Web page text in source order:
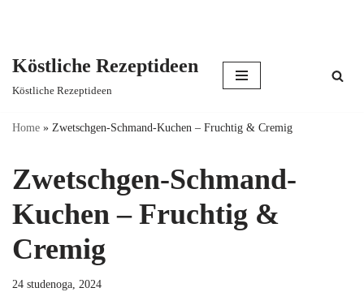
content
Köstliche Rezeptideen
Köstliche Rezeptideen
Home » Zwetschgen-Schmand-Kuchen – Fruchtig & Cremig
Zwetschgen-Schmand-
Kuchen – Fruchtig &
Cremig
24 studenoga, 2024